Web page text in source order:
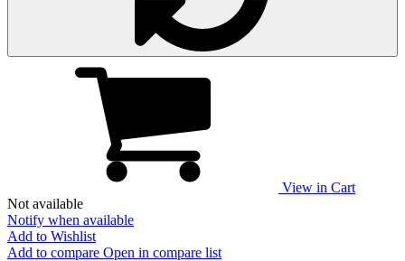
View in Cart
Not available
Notify when available
Add to Wishlist
Add to compare Open in compare list